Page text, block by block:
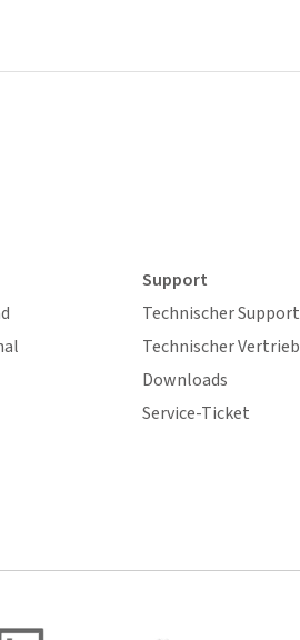
Support
Technischer Support
Technischer Vertrieb
Downloads
Service-Ticket